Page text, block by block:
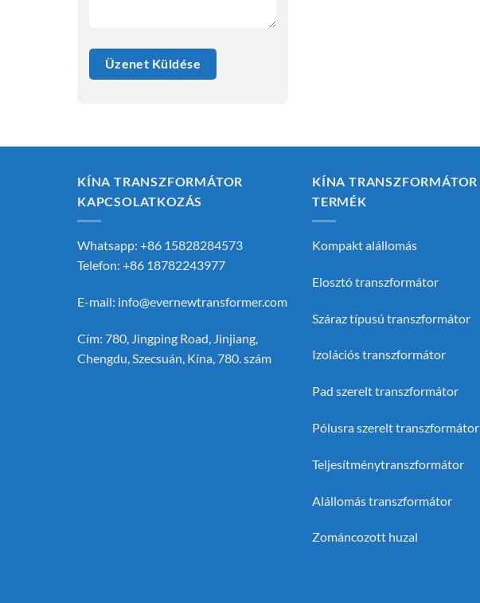
KÍNA TRANSZFORMÁTOR
KAPCSOLATKOZÁS
Whatsapp: +86 15828284573
Telefon: +86 18782243977
E-mail: info@evernewtransformer.com
Cím: 780, Jingping Road, Jinjiang,
Chengdu, Szecsuán, Kína, 780. szám
KÍNA TRANSZFORMÁTOR
TERMÉK
Kompakt alállomás
Elosztó transzformátor
Száraz típusú transzformátor
Izolációs transzformátor
Pad szerelt transzformátor
Pólusra szerelt transzformátor
Teljesítménytranszformátor
Alállomás transzformátor
Zománcozott huzal